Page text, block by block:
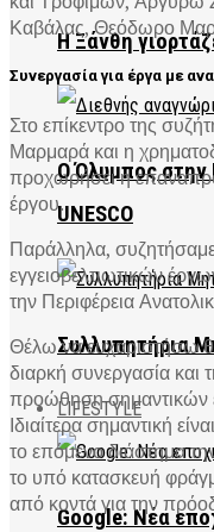
Η Ξάνθη
Ο Όλυμπος στην
UNESCO
Συλλυπητήρια
LIFESTYLE
Google: Νέα
Καβάλας, Θεόδωρο
Συνεργασία για έργα με
Στο επίκεντρο της
Μαρμαρά και η
προχωρήσει η
έργου.
Παράλληλα,
εγγειοβελτιωτικών
την Περιφέρεια
Θέλω να ευχαριστήσω
διαρκή συνεργασία και
προώθηση σημαντικών
Ιδιαίτερα σημαντική
το επόμενο διάστημα
το υπό κατασκευή
από κοντά για την